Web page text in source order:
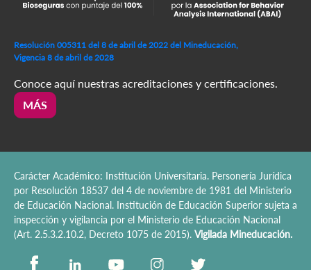
Resolución 005311 del 8 de abril de 2022 del Mineducación,
Vigencia 8 de abril de 2028
Conoce aquí nuestras acreditaciones y certificaciones.
MÁS
Carácter Académico: Institución Universitaria. Personería Jurídica
por Resolución 18537 del 4 de noviembre de 1981 del Ministerio
de Educación Nacional. Institución de Educación Superior sujeta a
inspección y vigilancia por el Ministerio de Educación Nacional
(Art. 2.5.3.2.10.2, Decreto 1075 de 2015). Vigilada Mineducación.